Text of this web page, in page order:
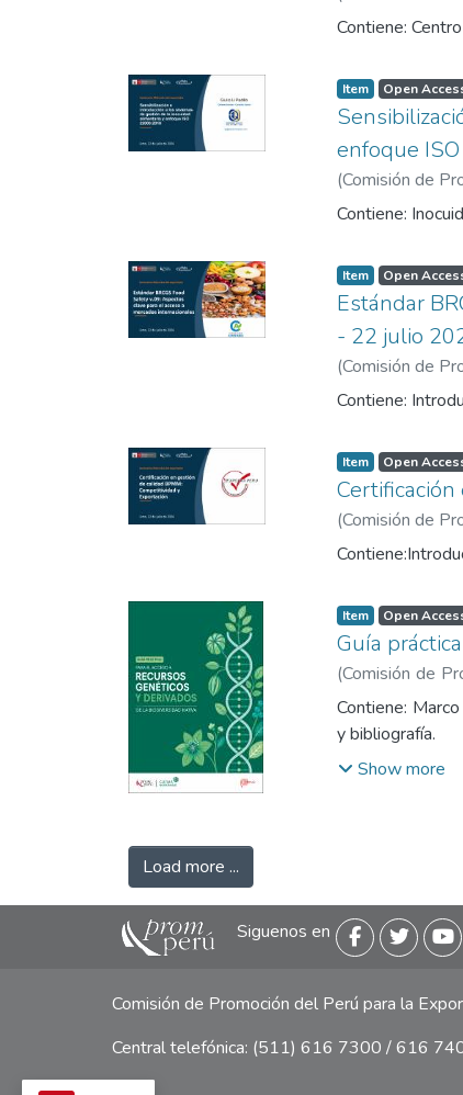
Contiene:
Item Open
enfoque
(Comisión de
Contiene:
Item Open
Estándar
- 22 julio
(Comisión de
Contiene:
Item Open
(Comisión de
Item Open
Guía
(Comisión de
Exportación y el
Contiene:
y bibliografía.
Show more
Load more ...
Siguenos en
Comisión de Promoción del Perú para la
Central telefónica: (511) 616 7300 / 616